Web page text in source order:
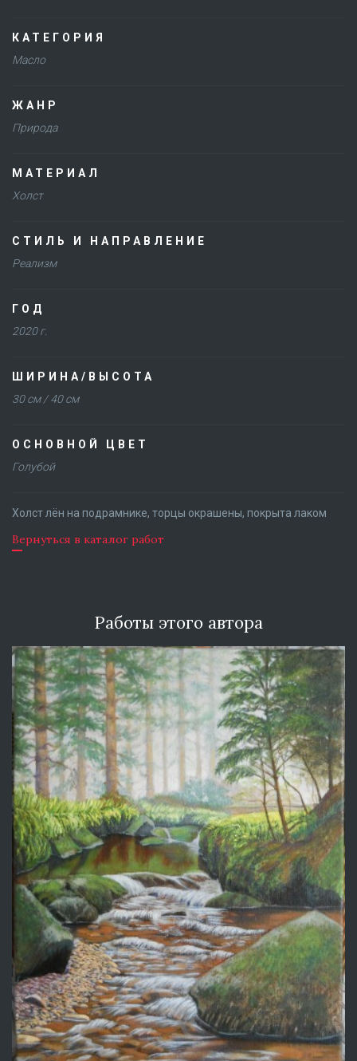
КАТЕГОРИЯ
Масло
ЖАНР
Природа
МАТЕРИАЛ
Холст
СТИЛЬ И НАПРАВЛЕНИЕ
Реализм
ГОД
2020 г.
ШИРИНА/ВЫСОТА
30 см / 40 см
ОСНОВНОЙ ЦВЕТ
Голубой
Холст лён на подрамнике, торцы окрашены, покрыта лаком
Вернуться в каталог работ
Работы этого автора